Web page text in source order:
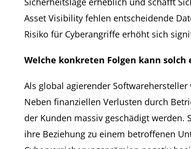
Asset Visibility fehlen entscheidende
Risiko für Cyberangriffe erhöht sich
Welche konkreten Folgen kann
Als global agierender
Neben finanziellen Verlusten durch
der Kunden massiv geschädigt werden.
ihre Beziehung zu einem betroffenen